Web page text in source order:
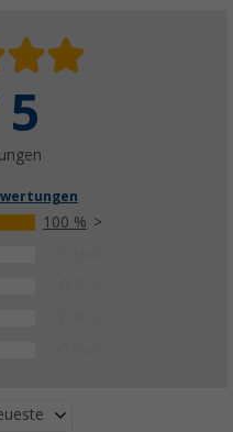
100 %